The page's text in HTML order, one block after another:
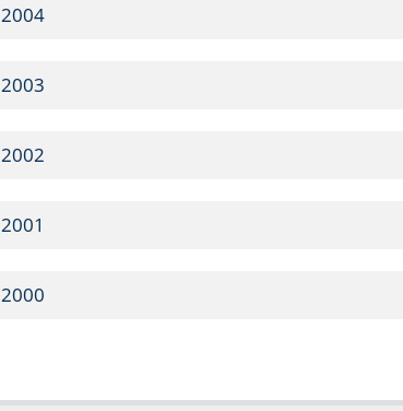
2004
2003
2002
2001
2000